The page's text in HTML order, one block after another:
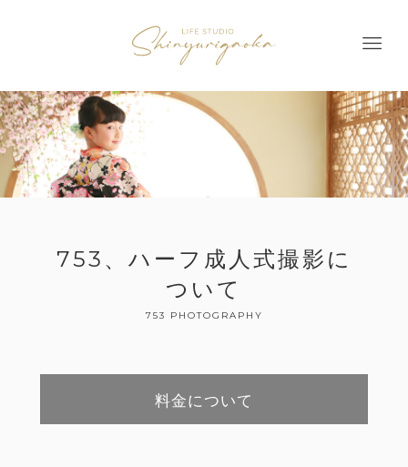
753、ハーフ成人式撮影に
ついて
753 PHOTOGRAPHY
料金について